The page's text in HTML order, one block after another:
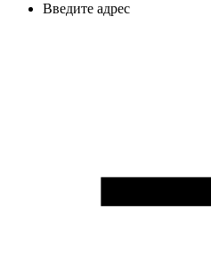
Введите адрес